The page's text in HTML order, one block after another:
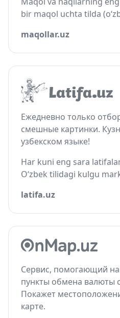
bir maqol uchta tilda
maqollar.uz
Ежедневно только
смешные картинки.
узбекском языке!
Har kuni eng sara
O‘zbek tilidagi kulgu
latifa.uz
Сервис, помогающий
пункты обмена валюты
Покажет
карте.